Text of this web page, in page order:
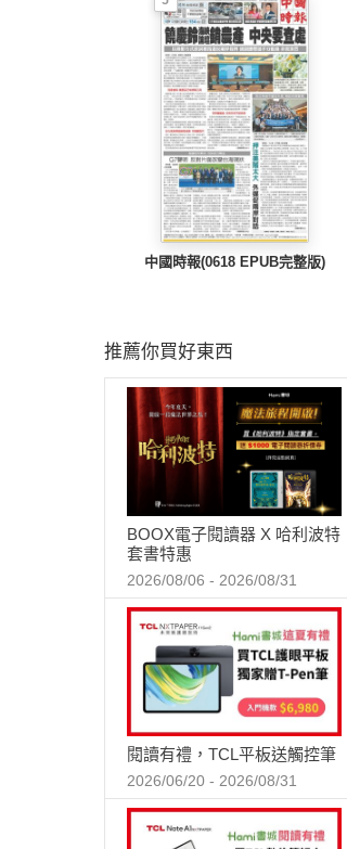
中國時報(0618 EPUB完整版)
推薦你買好東西
BOOX電子閱讀器 X 哈利波特
套書特惠
2026/08/06 - 2026/08/31
閱讀有禮，TCL平板送觸控筆
2026/06/20 - 2026/08/31